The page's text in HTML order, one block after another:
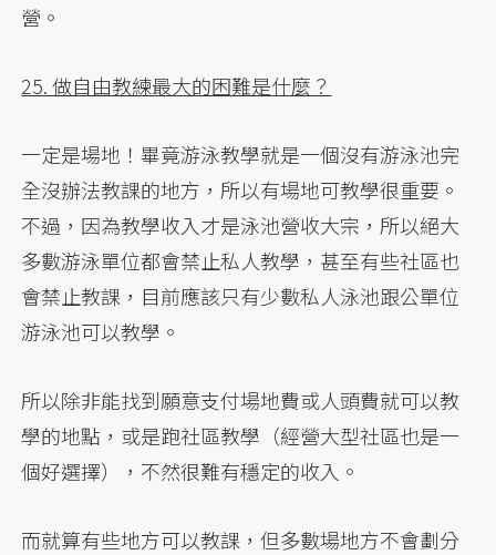
營。
25. 做自由教練最大的困難是什麼？
一定是場地！畢竟游泳教學就是一個沒有游泳池完
全沒辦法教課的地方，所以有場地可教學很重要。
不過，因為教學收入才是泳池營收大宗，所以絕大
多數游泳單位都會禁止私人教學，甚至有些社區也
會禁止教課，目前應該只有少數私人泳池跟公單位
游泳池可以教學。
所以除非能找到願意支付場地費或人頭費就可以教
學的地點，或是跑社區教學（經營大型社區也是一
個好選擇），不然很難有穩定的收入。
而就算有些地方可以教課，但多數場地方不會劃分